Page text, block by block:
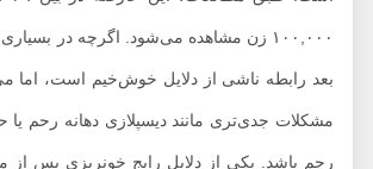
جنسی مهم
۱۰۰,۰۰۰ زن مشاهده می‌شود. اگرچه در بسیاری از
بعد رابطه ناشی از دلایل خوش‌خیم است، اما
مشکلات جدی‌تری مانند دیسپلازی دهانه رحم یا حتی
رحم باشد. یکی از دلایل رایج خونریزی پس از